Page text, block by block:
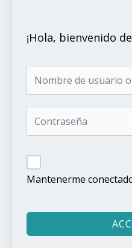
¡Hola, bienvenido
Mantenerme